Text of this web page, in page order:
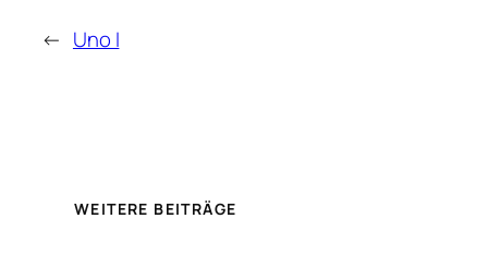
← Uno I
WEITERE BEITRÄGE